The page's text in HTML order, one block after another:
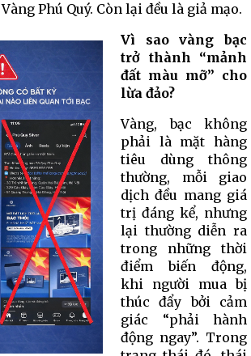
Phú Quý. Còn lại đều là giả mạo.
Vì sao vàng bạc
trở thành “mảnh
đất màu mỡ” cho
lừa đảo?
Vàng, bạc không
phải là mặt hàng
tiêu dùng thông
thường, mỗi giao
dịch đều mang giá
trị đáng kể, nhưng
lại thường diễn ra
trong những thời
điểm biến động,
khi người mua bị
thúc đẩy bởi cảm
giác “phải hành
động ngay”. Trong